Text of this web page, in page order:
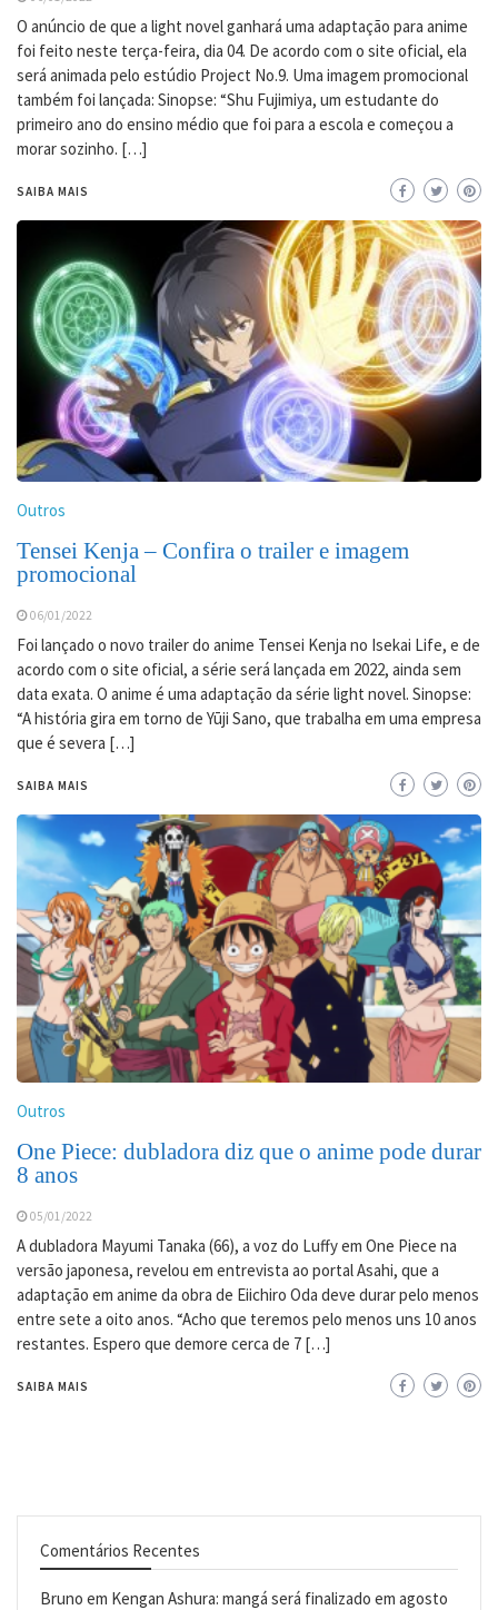
O anúncio de que a light novel ganhará uma adaptação para anime
foi feito neste terça-feira, dia 04. De acordo com o site oficial, ela
será animada pelo estúdio Project No.9. Uma imagem promocional
também foi lançada: Sinopse: “Shu Fujimiya, um estudante do
primeiro ano do ensino médio que foi para a escola e começou a
morar sozinho. […]
SAIBA MAIS
Outros
Tensei Kenja – Confira o trailer e imagem
promocional
06/01/2022
Foi lançado o novo trailer do anime Tensei Kenja no Isekai Life, e de
acordo com o site oficial, a série será lançada em 2022, ainda sem
data exata. O anime é uma adaptação da série light novel. Sinopse:
“A história gira em torno de Yūji Sano, que trabalha em uma empresa
que é severa […]
SAIBA MAIS
Outros
One Piece: dubladora diz que o anime pode durar
8 anos
05/01/2022
A dubladora Mayumi Tanaka (66), a voz do Luffy em One Piece na
versão japonesa, revelou em entrevista ao portal Asahi, que a
adaptação em anime da obra de Eiichiro Oda deve durar pelo menos
entre sete a oito anos. “Acho que teremos pelo menos uns 10 anos
restantes. Espero que demore cerca de 7 […]
SAIBA MAIS
Comentários Recentes
Bruno em Kengan Ashura: mangá será finalizado em agosto